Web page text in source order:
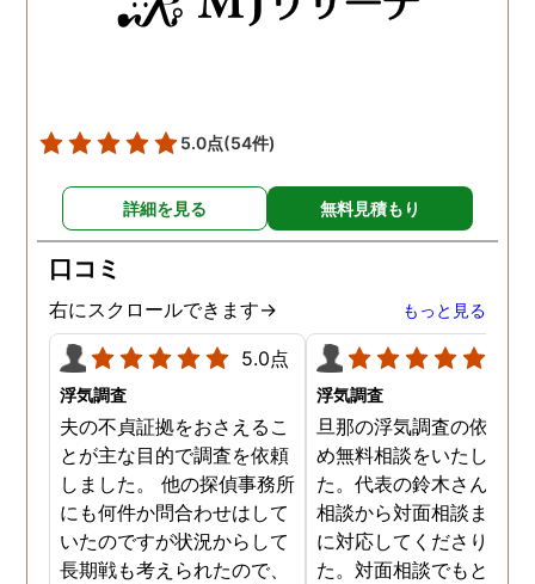
後も弁護士さんの紹介な
です。
5.0点(54件)
詳細を見る 無料見積もり
口コミ
右にスクロールできます→ もっと見る
5.0点
浮気調査
夫の不貞証拠をおさえるこ
とが主な目的で調査を依頼
しました。 他の探偵事務所
にも何件か問合わせはして
いたのですが状況からして
長期戦も考えられたので、
浮気調査
旦那の浮気調査の依頼の
め無料相談をいたしまし
た。代表の鈴木さんが電
相談から対面相談まです
に対応してくださりまし
た。対面相談でもとても